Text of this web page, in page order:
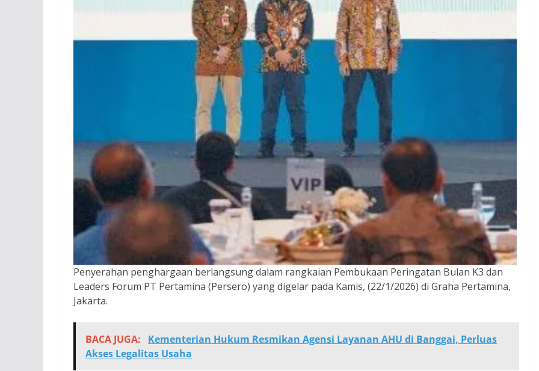
Penyerahan penghargaan berlangsung dalam rangkaian Pembukaan Peringatan Bulan K3 dan
Leaders Forum PT Pertamina (Persero) yang digelar pada Kamis, (22/1/2026) di Graha Pertamina,
Jakarta.
BACA JUGA:
Kementerian Hukum Resmikan Agensi Layanan AHU di Banggai, Perluas
Akses Legalitas Usaha